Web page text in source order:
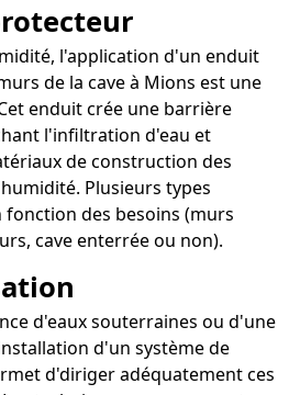
l'application d'un enduit
de la cave à Mions est une
enduit crée une barrière
l'infiltration d'eau et
de construction des
Plusieurs types
des besoins (murs
cave enterrée ou non).
d'eaux souterraines ou d'une
d'un système de
d'diriger adéquatement ces